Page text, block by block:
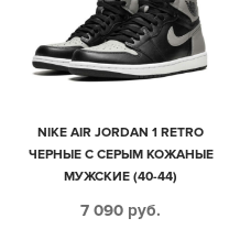
NIKE AIR JORDAN 1 RETRO
ЧЕРНЫЕ С СЕРЫМ КОЖАНЫЕ
МУЖСКИЕ (40-44)
7 090 руб.